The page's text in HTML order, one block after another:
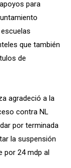
para
que también
de
agradeció a la
contra NL
por terminada
la suspensión
por 24 mdp al